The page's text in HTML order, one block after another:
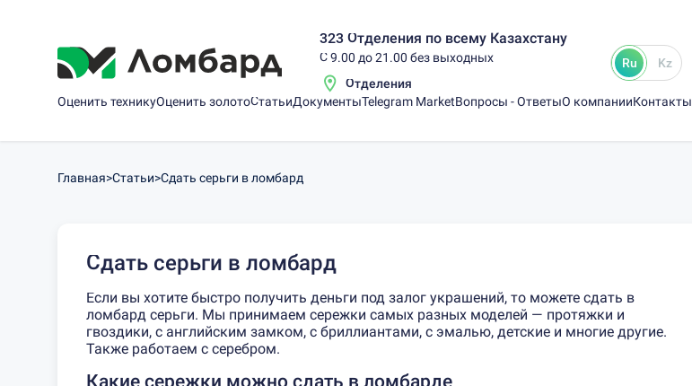
323 Отделения по всему Казахстану
С 9.00 до 21.00 без выходных
Отделения
Ru Kz
Оценить техникуОценить золотоСтатьиДокументыTelegram MarketВопросы - ОтветыО компанииКонтакты
Главная>Статьи>Сдать серьги в ломбард
Сдать серьги в ломбард
Если вы хотите быстро получить деньги под залог украшений, то можете сдать в
ломбард серьги. Мы принимаем сережки самых разных моделей — протяжки и
гвоздики, с английским замком, с бриллиантами, с эмалью, детские и многие другие.
Также работаем с серебром.